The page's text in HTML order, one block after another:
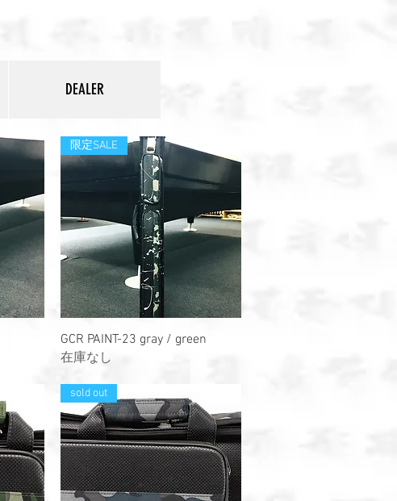
DEALER
クイックビュー
限定SALE
GCR PAINT-23 gray / green
在庫なし
sold out